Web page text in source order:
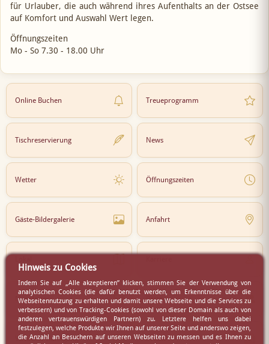
für Urlauber, die auch während ihres Aufenthalts an der Ostsee
auf Komfort und Auswahl Wert legen.
Öffnungszeiten
Mo - So 7.30 - 18.00 Uhr
Online Buchen Treueprogramm
Tischreservierung News
Wetter Öffnungszeiten
Gäste-Bildergalerie Anfahrt
Newsletter Partner
Virtueller Rundgang Presse
Hinweis zu Cookies
Indem Sie auf „Alle akzeptieren” klicken, stimmen Sie der Verwendung von
analytischen Cookies (die dafür benutzt werden, um Erkenntnisse über die
Webseitennutzung zu erhalten und damit unsere Webseite und die Services zu
verbessern) und von Tracking-Cookies (sowohl von dieser Domain als auch von
anderen vertrauenswürdigen Partnern) zu. Letztere helfen uns dabei
festzulegen, welche Produkte wir Ihnen auf unserer Seite und anderswo zeigen,
die Anzahl an Besuchern auf unseren Webseiten zu messen und es Ihnen zu